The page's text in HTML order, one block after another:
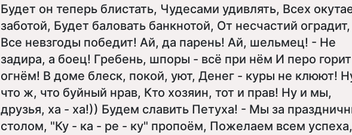
Будет он теперь блистать, Чудесами удивлять, Всех
заботой, Будет баловать банкнотой, От несчастий оградит,
Все невзгоды победит! Ай, да парень! Ай, шельмец! - Не
задира, а боец! Гребень, шпоры - всё при нём И перо горит
огнём! В доме блеск, покой, уют, Денег - куры не клюют!
что ж, что буйный нрав, Кто хозяин, тот и прав! Ну и мы,
друзья, ха - ха!)) Будем славить Петуха! - Мы за
столом, "Ку - ка - ре - ку" пропоём, Пожелаем всем успеха,